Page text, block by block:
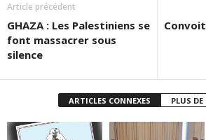
Article précédent
GHAZA : Les Palestiniens se
font massacrer sous
silence
ARTICLES CONNEXES PLUS